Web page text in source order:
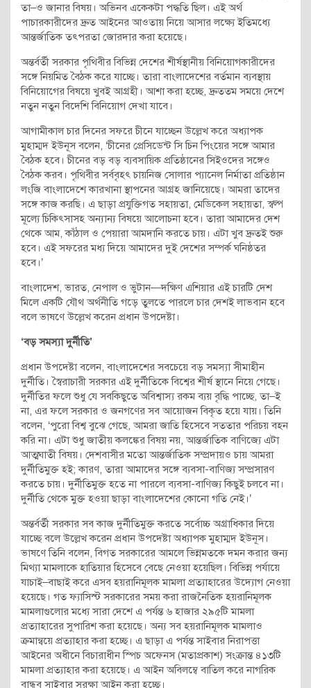
তা–ও জানার বিষয়। অভিনব একেকটা পদ্ধতি ছিল। এই অর্থ
পাচারকারীদের দ্রুত আইনের আওতায় নিয়ে আসার লক্ষ্যে ইতিমধ্যে
আন্তর্জাতিক তৎপরতা জোরদার করা হয়েছে।
অন্তর্বর্তী সরকার পৃথিবীর বিভিন্ন দেশের শীর্ষস্থানীয় বিনিয়োগকারীদের
সঙ্গে নিয়মিত বৈঠক করে যাচ্ছে। তারা বাংলাদেশের বর্তমান ব্যবস্থায়
বিনিয়োগের বিষয়ে খুবই আগ্রহী। আশা করা হচ্ছে, দ্রুততম সময়ে দেশে
নতুন নতুন বিদেশি বিনিয়োগ দেখা যাবে।
আগামীকাল চার দিনের সফরে চীনে যাচ্ছেন উল্লেখ করে অধ্যাপক
মুহাম্মদ ইউনূস বলেন, ‘চীনের প্রেসিডেন্ট সি চিন পিংয়ের সঙ্গে আমার
বৈঠক হবে। চীনের বড় বড় ব্যবসায়িক প্রতিষ্ঠানের সিইওদের সঙ্গেও
বৈঠক করব। পৃথিবীর সর্ববৃহৎ চায়নিজ সোলার প্যানেল নির্মাতা প্রতিষ্ঠান
লংজি বাংলাদেশে কারখানা স্থাপনের আগ্রহ জানিয়েছে। আমরা তাদের
সঙ্গে কাজ করছি। এ ছাড়া প্রযুক্তিগত সহায়তা, মেডিকেল সহায়তা, স্বল্প
মূল্যে চিকিৎসাসহ অন্যান্য বিষয়ে আলোচনা হবে। তারা আমাদের দেশ
থেকে আম, কাঁঠাল ও পেয়ারা আমদানি করতে চায়। এটা খুব দ্রুতই শুরু
হবে। এই সফরের মধ্য দিয়ে আমাদের দুই দেশের সম্পর্ক ঘনিষ্ঠতর
হবে।’
বাংলাদেশ, ভারত, নেপাল ও ভুটান—দক্ষিণ এশিয়ার এই চারটি দেশ
মিলে একটি যৌথ অর্থনীতি গড়ে তুলতে পারলে চার দেশই লাভবান হবে
বলে ভাষণে উল্লেখ করেন প্রধান উপদেষ্টা।
‘বড় সমস্যা দুর্নীতি’
প্রধান উপদেষ্টা বলেন, বাংলাদেশের সবচেয়ে বড় সমস্যা সীমাহীন
দুর্নীতি। স্বৈরাচারী সরকার এই দুর্নীতিকে বিশ্বের শীর্ষ স্থানে নিয়ে গেছে।
দুর্নীতির ফলে শুধু যে সবকিছুতে অবিশ্বাস্য রকম ব্যয় বৃদ্ধি পাচ্ছে, তা–ই
না, এর ফলে সরকার ও জনগণের সব আয়োজন বিকৃত হয়ে যায়। তিনি
বলেন, ‘পুরো বিশ্ব বুঝে গেছে, আমরা জাতি হিসেবে সততার পরিচয় বহন
করি না। এটা শুধু জাতীয় কলঙ্কের বিষয় নয়, আন্তর্জাতিক বাণিজ্যে এটা
আত্মঘাতী বিষয়। দেশবাসীর মতো আন্তর্জাতিক সম্প্রদায়ও চায় আমরা
দুর্নীতিমুক্ত হই; কারণ, তারা আমাদের সঙ্গে ব্যবসা-বাণিজ্য সম্প্রসারণ
করতে চায়। দুর্নীতিমুক্ত হতে না পারলে ব্যবসা-বাণিজ্য কিছুই চলবে না।
দুর্নীতি থেকে মুক্ত হওয়া ছাড়া বাংলাদেশের কোনো গতি নেই।’
অন্তর্বর্তী সরকার সব কাজ দুর্নীতিমুক্ত করতে সর্বোচ্চ অগ্রাধিকার দিয়ে
যাচ্ছে বলে উল্লেখ করেন প্রধান উপদেষ্টা অধ্যাপক মুহাম্মদ ইউনূস।
ভাষণে তিনি বলেন, বিগত সরকারের আমলে ভিন্নমতকে দমন করার জন্য
মিথ্যা মামলাকে হাতিয়ার হিসেবে বেছে নেওয়া হয়েছিল। বিভিন্ন পর্যায়ে
যাচাই–বাছাই করে এসব হয়রানিমূলক মামলা প্রত্যাহারের উদ্যোগ নেওয়া
হয়েছে। গত ফ্যাসিস্ট সরকারের সময় করা রাজনৈতিক হয়রানিমূলক
মামলাগুলোর মধ্যে সারা দেশে এ পর্যন্ত ৬ হাজার ২৯৫টি মামলা
প্রত্যাহারের সুপারিশ করা হয়েছে। অন্য সব হয়রানিমূলক মামলাও
ক্রমান্বয়ে প্রত্যাহার করা হচ্ছে। এ ছাড়া এ পর্যন্ত সাইবার নিরাপত্তা
আইনের অধীনে বিচারাধীন স্পিচ অফেনস (মতাপ্রকাশ) সংক্রান্ত ৪১৩টি
মামলা প্রত্যাহার করা হয়েছে। এ আইন অবিলম্বে বাতিল করে নাগরিক
বান্ধব সাইবার সুরক্ষা আইন করা হচ্ছে।